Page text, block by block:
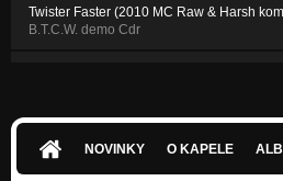
Twister Faster (2010 MC Raw & Harsh
B.T.C.W. demo Cdr
NOVINKY O KAPELE